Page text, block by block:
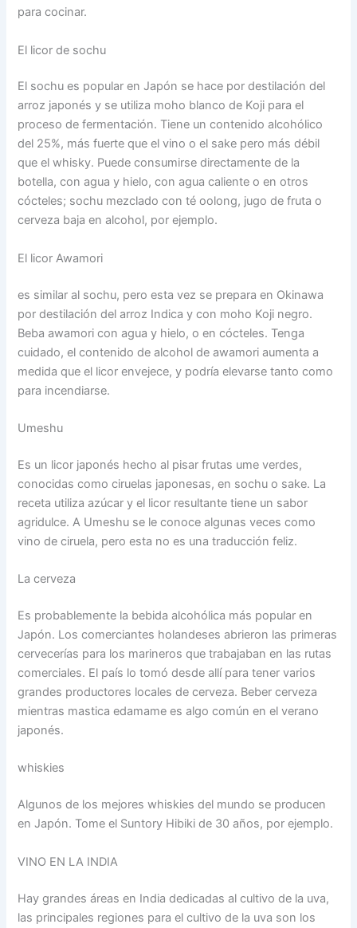
para cocinar.
El licor de sochu
El sochu es popular en Japón se hace por destilación del
arroz japonés y se utiliza moho blanco de Koji para el
proceso de fermentación. Tiene un contenido alcohólico
del 25%, más fuerte que el vino o el sake pero más débil
que el whisky. Puede consumirse directamente de la
botella, con agua y hielo, con agua caliente o en otros
cócteles; sochu mezclado con té oolong, jugo de fruta o
cerveza baja en alcohol, por ejemplo.
El licor Awamori
es similar al sochu, pero esta vez se prepara en Okinawa
por destilación del arroz Indica y con moho Koji negro.
Beba awamori con agua y hielo, o en cócteles. Tenga
cuidado, el contenido de alcohol de awamori aumenta a
medida que el licor envejece, y podría elevarse tanto como
para incendiarse.
Umeshu
Es un licor japonés hecho al pisar frutas ume verdes,
conocidas como ciruelas japonesas, en sochu o sake. La
receta utiliza azúcar y el licor resultante tiene un sabor
agridulce. A Umeshu se le conoce algunas veces como
vino de ciruela, pero esta no es una traducción feliz.
La cerveza
Es probablemente la bebida alcohólica más popular en
Japón. Los comerciantes holandeses abrieron las primeras
cervecerías para los marineros que trabajaban en las rutas
comerciales. El país lo tomó desde allí para tener varios
grandes productores locales de cerveza. Beber cerveza
mientras mastica edamame es algo común en el verano
japonés.
whiskies
Algunos de los mejores whiskies del mundo se producen
en Japón. Tome el Suntory Hibiki de 30 años, por ejemplo.
VINO EN LA INDIA
Hay grandes áreas en India dedicadas al cultivo de la uva,
las principales regiones para el cultivo de la uva son los